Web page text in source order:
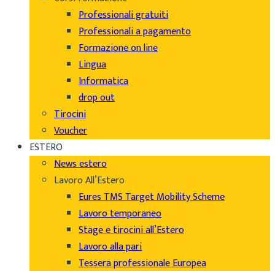
Professionali gratuiti
Professionali a pagamento
Formazione on line
Lingua
Informatica
drop out
Tirocini
Voucher
ESTERO
News estero
Lavoro All’Estero
Eures TMS Target Mobility Scheme
Lavoro temporaneo
Stage e tirocini all’Estero
Lavoro alla pari
Tessera professionale Europea